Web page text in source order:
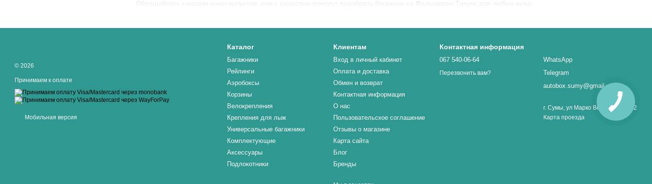
Обращайтесь к нашим консультантам, они с радостью помогут подобрать багажник на Фольцваген Тигуан для любых нужд.
© 2026
Принимаем к оплате
Мобильная версия
Каталог
Багажники
Рейлинги
Аэробоксы
Корзины
Велокрепления
Крепления для лыж
Универсальные багажники
Комплектующие
Аксессуары
Подлокотники
Клиентам
Вход в личный кабинет
Оплата и доставка
Обмен и возврат
Контактная информация
О нас
Пользовательское соглашение
Отзывы о магазине
Карта сайта
Блог
Бренды
Контактная информация
067 540-06-64
Перезвонить вам?
WhatsApp
Telegram
autobox.sumy@gmail.com
г. Сумы, ул Марко Вовчок 1, оф. 32
Карта проезда